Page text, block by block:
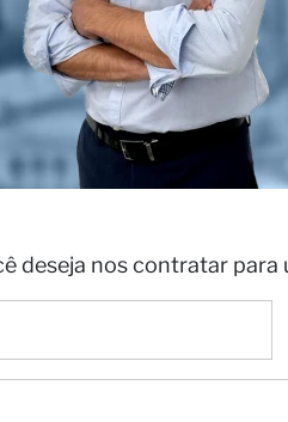
deseja nos contratar